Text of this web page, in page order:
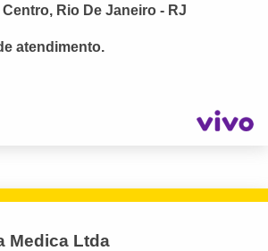
Rio De Janeiro - RJ
atendimento.
Medica Ltda